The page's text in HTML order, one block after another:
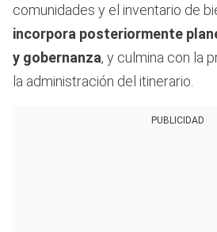
comunidades y el inventario de
incorpora posteriormente
y gobernanza, y culmina con la
la administración del itinerario.
PUBLICIDAD